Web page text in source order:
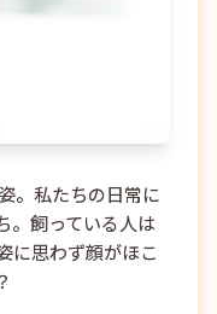
。私たちの日常に
。飼っている人は
に思わず顔がほこ